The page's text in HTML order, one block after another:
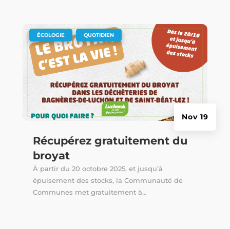
Récupérez gratuitement du
broyat
Nov 19
ÉCOLOGIE QUOTIDIEN
À partir du 20 octobre 2025, et jusqu’à
épuisement des stocks, la Communauté de
Communes met gratuitement à...